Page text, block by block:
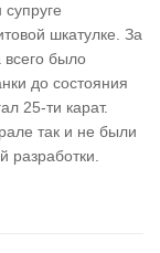
шкатулке. За
всего было
до состояния
25-ти карат.
так и не были
разработки.